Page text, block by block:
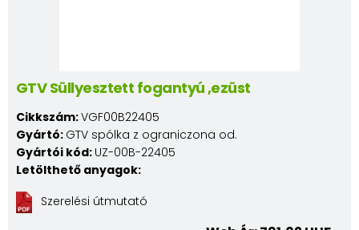
GTV Süllyesztett fogantyú ,ezüst
Cikkszám:VGF00B22405
Gyártó: GTV spólka z ograniczona od.
Gyártói kód: UZ-00B-22405
Letölthető anyagok:
Szerelési útmutató